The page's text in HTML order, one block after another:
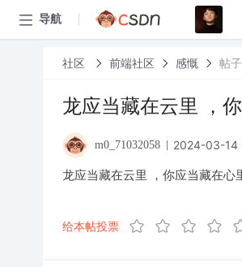
导航
社区 前端社区 感慨 帖
龙应当藏在云里 ，
m0_71032058 2024-03-14
龙应当藏在云里 ，你应当藏在心
给本帖投票